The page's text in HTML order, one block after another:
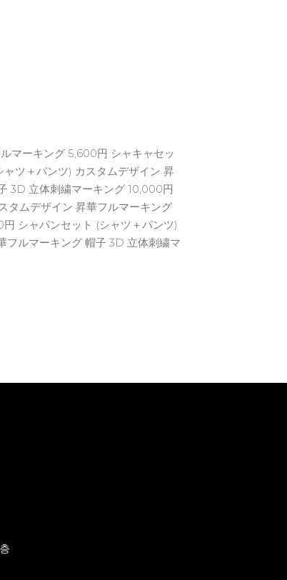
マーキング 5,600円 シャキャセッ
ツ＋パンツ) カスタムデザイン 昇
3D 立体刺繍マーキング 10,000円
タムデザイン 昇華フルマーキング
シャパンセット (シャツ＋パンツ)
フルマーキング 帽子 3D 立体刺繍マ